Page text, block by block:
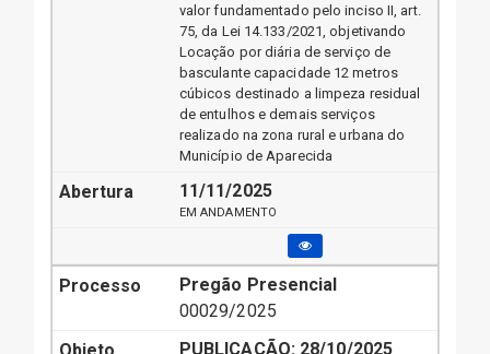
valor fundamentado pelo inciso II, art.
75, da Lei 14.133/2021, objetivando
Locação por diária de serviço de
basculante capacidade 12 metros
cúbicos destinado a limpeza residual
de entulhos e demais serviços
realizado na zona rural e urbana do
Município de Aparecida
11/11/2025
EM ANDAMENTO
Pregão Presencial
00029/2025
PUBLICAÇÃO: 28/10/2025